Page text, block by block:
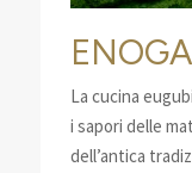
La cucina
i sapori delle
dell’antica